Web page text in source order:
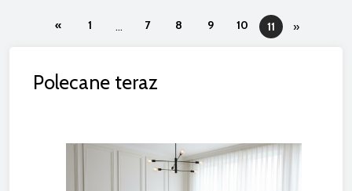
« 1 ... 7 8 9 10 11 »
Polecane teraz